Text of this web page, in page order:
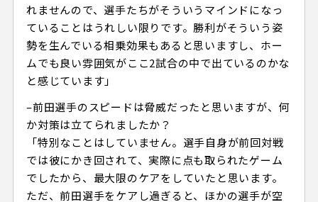
れませんので、選手たちがそういうマインドになっ
ていることはうれしい限りです。勝利がそういう姿
勢を生んでいる相乗効果もあると思いますし、ホー
ムでも良い雰囲気がここ2試合の中で出ているのかな
と感じています」
–前田選手のスピードは脅威だったと思いますが、何
か対策は立てられましたか？
「特別なことはしていません。選手自身が前回対戦
では彼にかき回されて、実際に点も取られたゲーム
でしたから、最大限のケアをしていたと思います。
ただ、前田選手をケアし過ぎると、ほかの選手が空